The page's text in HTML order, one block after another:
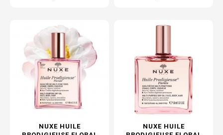
NUXE HUILE
NUXE HUILE